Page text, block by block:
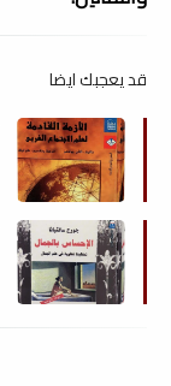
قد يعجبك ايضا